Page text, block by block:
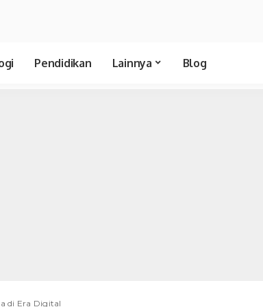
Pendidikan Lainnya Blog
di Era Digital